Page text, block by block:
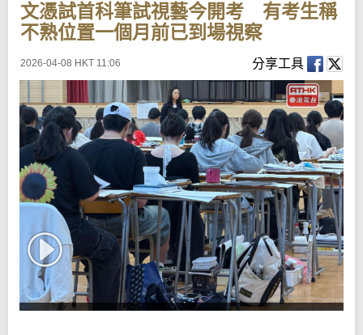
文憑試首科筆試視藝今開考 有考生稱
不熟位置一個月前已到場視察
2026-04-08 HKT 11:06 分享工具